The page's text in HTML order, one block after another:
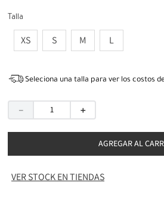
Talla
XS S M L
Seleciona una talla para ver los costos
＋
－
AGREGAR AL
VER STOCK EN TIENDAS